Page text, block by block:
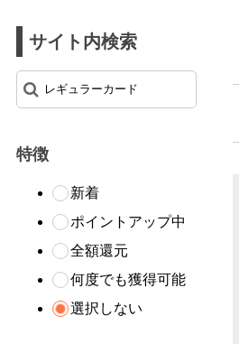
サイト内検索
特徴
新着
ポイントアップ中
全額還元
何度でも獲得可能
選択しない